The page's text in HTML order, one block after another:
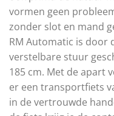
vormen geen
zonder slot en mand
RM Automatic is door
verstelbare stuur
185 cm. Met de apart
er een transportfiets
in de vertrouwde